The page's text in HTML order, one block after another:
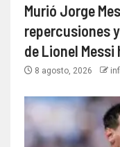
Murió Jorge
repercusiones
de Lionel Messi
8 agosto, 2026